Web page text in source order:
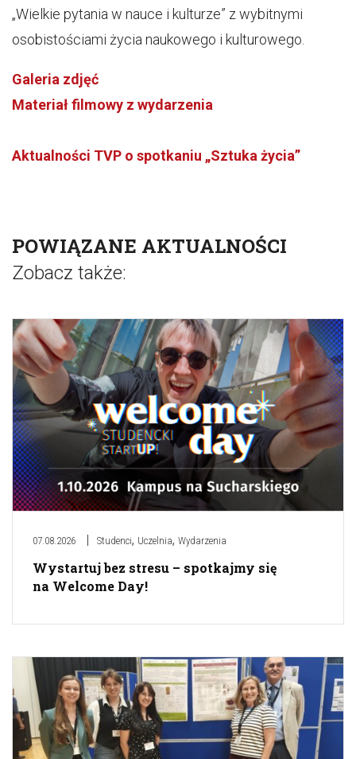
„Wielkie pytania w nauce i kulturze” z wybitnymi
osobistościami życia naukowego i kulturowego.
Galeria zdjęć
Materiał filmowy z wydarzenia
Aktualności TVP o spotkaniu „Sztuka życia”
POWIĄZANE AKTUALNOŚCI
Zobacz także:
07.08.2026 Studenci, Uczelnia, Wydarzenia
Wystartuj bez stresu – spotkajmy się
na Welcome Day!